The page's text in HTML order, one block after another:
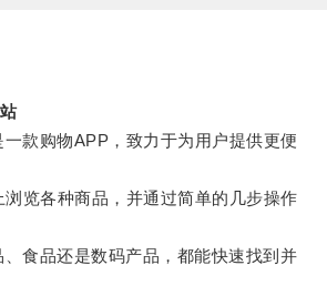
购物APP，致力于为用户提供更便
各种商品，并通过简单的几步操作
品还是数码产品，都能快速找到并